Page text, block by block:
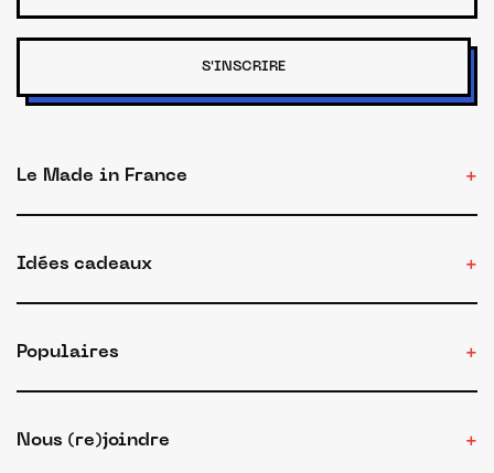
S'INSCRIRE
Le Made in France
Idées cadeaux
Populaires
Nous (re)joindre